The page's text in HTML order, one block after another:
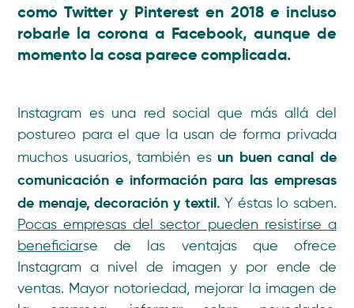
como Twitter y Pinterest en 2018 e incluso
robarle la corona a Facebook, aunque de
momento la cosa parece complicada.
Instagram es una red social que más allá del
postureo para el que la usan de forma privada
muchos usuarios, también es un buen canal de
comunicación e información para las empresas
de menaje, decoración y textil. Y éstas lo saben.
Pocas empresas del sector pueden resistirse a
beneficiarse de las ventajas que ofrece
Instagram a nivel de imagen y por ende de
ventas. Mayor notoriedad, mejorar la imagen de